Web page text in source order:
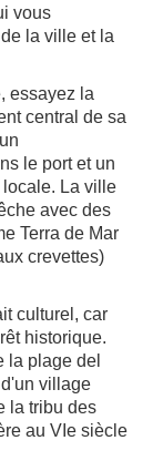
vous
la ville et la
essayez la
central de sa
le port et un
locale. La ville
avec des
Terra de Mar
crevettes)
culturel, car
historique.
la plage del
village
la tribu des
au VIe siècle